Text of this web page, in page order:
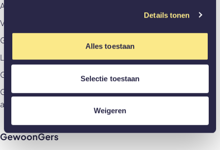
Details tonen
Alles toestaan
Selectie toestaan
Weigeren
Afspraak aan huis maken
Veelgestelde vragen
GewoonZeker
Levering & betaling
Garantievoorwaarden & Herroepingsrecht
Garantievoorwaarden & Herroepingsrecht
akoestische panelen
GewoonGers